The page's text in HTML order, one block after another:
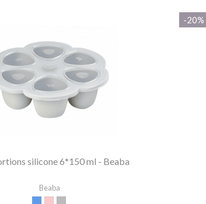
silicone 6*150 ml - Beaba
Beaba
-20%